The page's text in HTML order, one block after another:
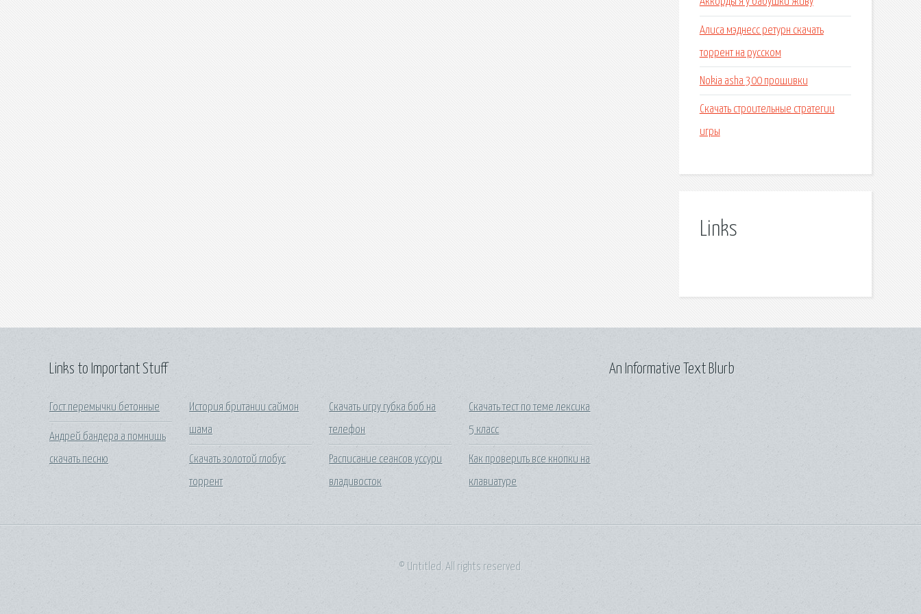
Алиса мэднесс ретурн скачать
торрент на русском
Nokia asha 300 прошивки
Скачать строительные стратегии
игры
Links
Links to Important Stuff
Гост перемычки бетонные
Андрей бандера а помнишь
скачать песню
История британии саймон
шама
Скачать золотой глобус
торрент
Скачать игру губка боб на
телефон
Расписание сеансов уссури
владивосток
Скачать тест по теме лексика
5 класс
Как проверить все кнопки на
клавиатуре
An Informative Text Blurb
© Untitled. All rights reserved.